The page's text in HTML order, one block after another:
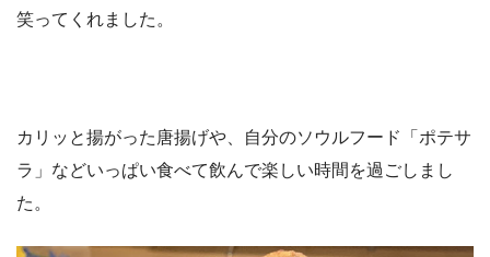
笑ってくれました。
カリッと揚がった唐揚げや、自分のソウルフード「ポテサ
ラ」などいっぱい食べて飲んで楽しい時間を過ごしまし
た。